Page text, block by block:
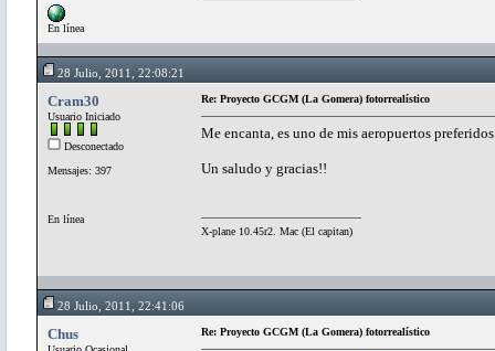
En línea
28 Julio, 2011, 22:08:21
Cram30
Usuario Iniciado
Desconectado
Mensajes: 397
En línea
Re: Proyecto GCGM (La Gomera) fotorrealístico
Me encanta, es uno de mis aeropuertos
Un saludo y gracias!!
X-plane 10.45r2. Mac (El capitan)
28 Julio, 2011, 22:41:06
Chus Re: Proyecto GCGM (La Gomera) fotorrealístico